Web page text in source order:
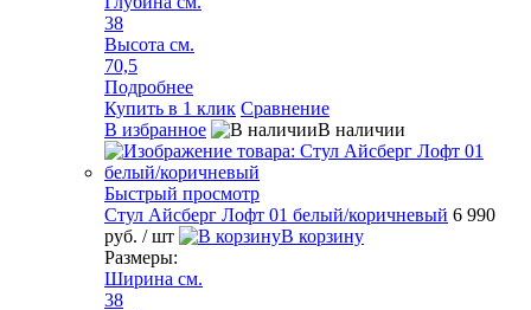
38
Высота см.
70,5
Подробнее
Купить в 1 клик Сравнение
В избранное
В наличии
Быстрый просмотр
Стул Айсберг Лофт 01 белый/коричневый 6 990
руб. / шт
В корзину
Размеры:
Ширина см.
38